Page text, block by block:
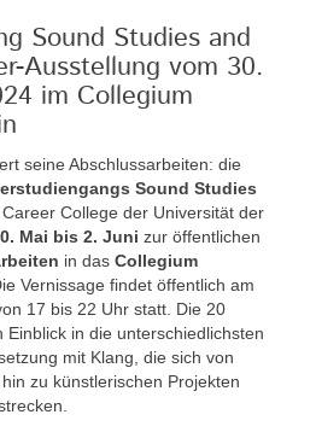
Sound Studies and
Ausstellung vom 30.
im Collegium
seine Abschlussarbeiten: die
Sound Studies
College der Universität der
Mai bis 2. Juni zur öffentlichen
in das Collegium
Vernissage findet öffentlich am
17 bis 22 Uhr statt. Die 20
in die unterschiedlichsten
mit Klang, die sich von
zu künstlerischen Projekten